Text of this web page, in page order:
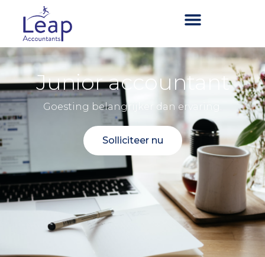
Junior accountant
Goesting belangrijker dan ervaring.
Solliciteer nu